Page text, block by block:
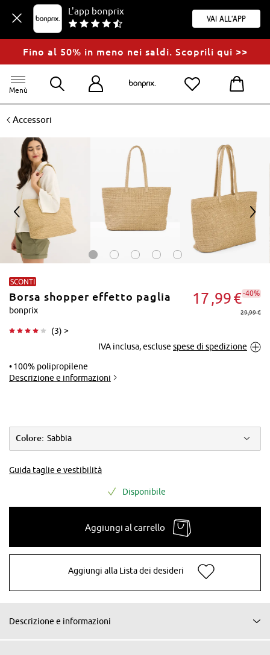
L'app bonprix
Vai all'app
Fino al 50% in meno nei saldi. Scoprili qui >>
Menù
<Accessori
Tocca per
< >
SCONTI
Borsa shopper effetto paglia
bonprix
(3) >
17 99€-40%
29,99 €
IVA inclusa, escluse spese di spedizione
100% polipropilene
Descrizione e informazioni
Colore: Sabbia
Guida taglie e vestibilità
Disponibile
Aggiungi al carrello
Aggiungi alla Lista dei desideri
Descrizione e informazioni